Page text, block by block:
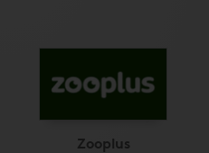
Zooplus